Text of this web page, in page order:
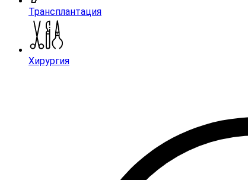
Трансплантация
Хирургия